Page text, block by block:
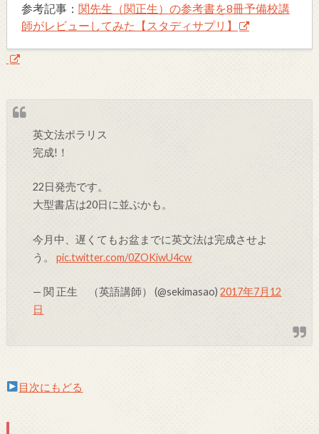
参考記事： 関先生（関正生）の参考書を8冊予備校講
師がレビューしてみた【スタディサプリ】
英文法ポラリス
完成!！
22日発売です。
大型書店は20日に並ぶかも。
今月中、遅くてもお盆までに英文法は完成させよ
う。pic.twitter.com/0ZOKiwU4cw
— 関 正生 （英語講師） (@sekimasao)2017年7月12
日
目次にもどる